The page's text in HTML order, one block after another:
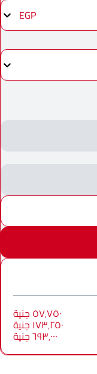
EGP
٥٧٬٧٥٠ جنية
١٧٣٬٢٥٠ جنية
٦٩٣٬٠٠٠ جنية